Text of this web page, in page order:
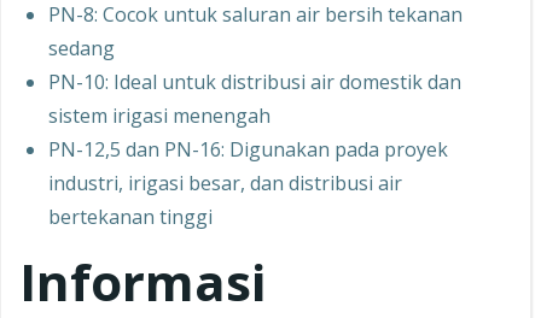
PN-8: Cocok untuk saluran air bersih tekanan
sedang
PN-10: Ideal untuk distribusi air domestik dan
sistem irigasi menengah
PN-12,5 dan PN-16: Digunakan pada proyek
industri, irigasi besar, dan distribusi air
bertekanan tinggi
Informasi